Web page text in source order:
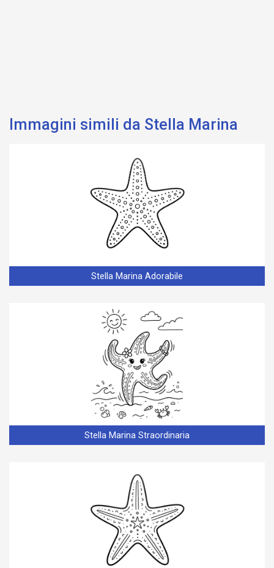
Immagini simili da Stella Marina
Stella Marina Adorabile
Stella Marina Straordinaria